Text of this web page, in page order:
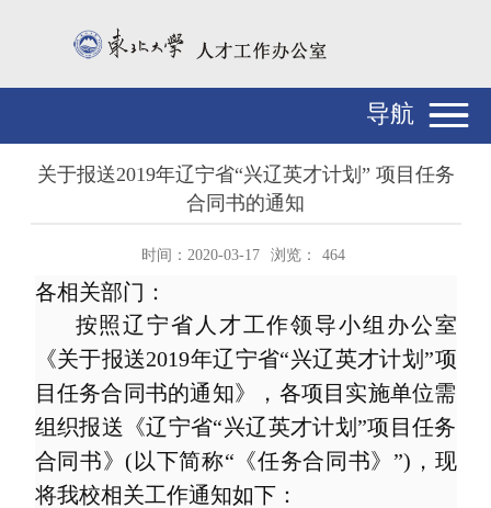
导航
关于报送2019年辽宁省“兴辽英才计划” 项目任务
合同书的通知
时间：2020-03-17 浏览： 464
各相关部门：
按照辽宁省人才工作领导小组办公室
《关于报送2019年辽宁省“兴辽英才计划”项
目任务合同书的通知》，各项目实施单位需
组织报送《辽宁省“兴辽英才计划”项目任务
合同书》(以下简称“《任务合同书》”) ，现
将我校相关工作通知如下：